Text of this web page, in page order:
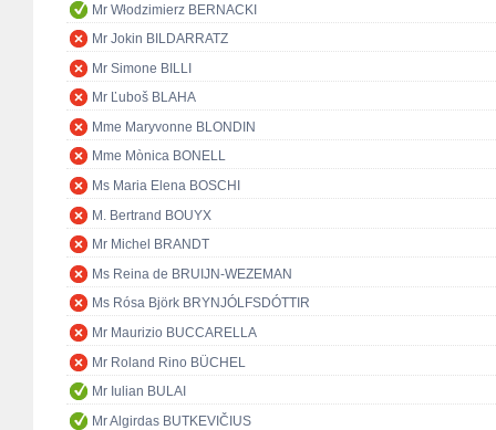
Mr Włodzimierz BERNACKI
Mr Jokin BILDARRATZ
Mr Simone BILLI
Mr Ľuboš BLAHA
Mme Maryvonne BLONDIN
Mme Mònica BONELL
Ms Maria Elena BOSCHI
M. Bertrand BOUYX
Mr Michel BRANDT
Ms Reina de BRUIJN-WEZEMAN
Ms Rósa Björk BRYNJÓLFSDÓTTIR
Mr Maurizio BUCCARELLA
Mr Roland Rino BÜCHEL
Mr Iulian BULAI
Mr Algirdas BUTKEVIČIUS